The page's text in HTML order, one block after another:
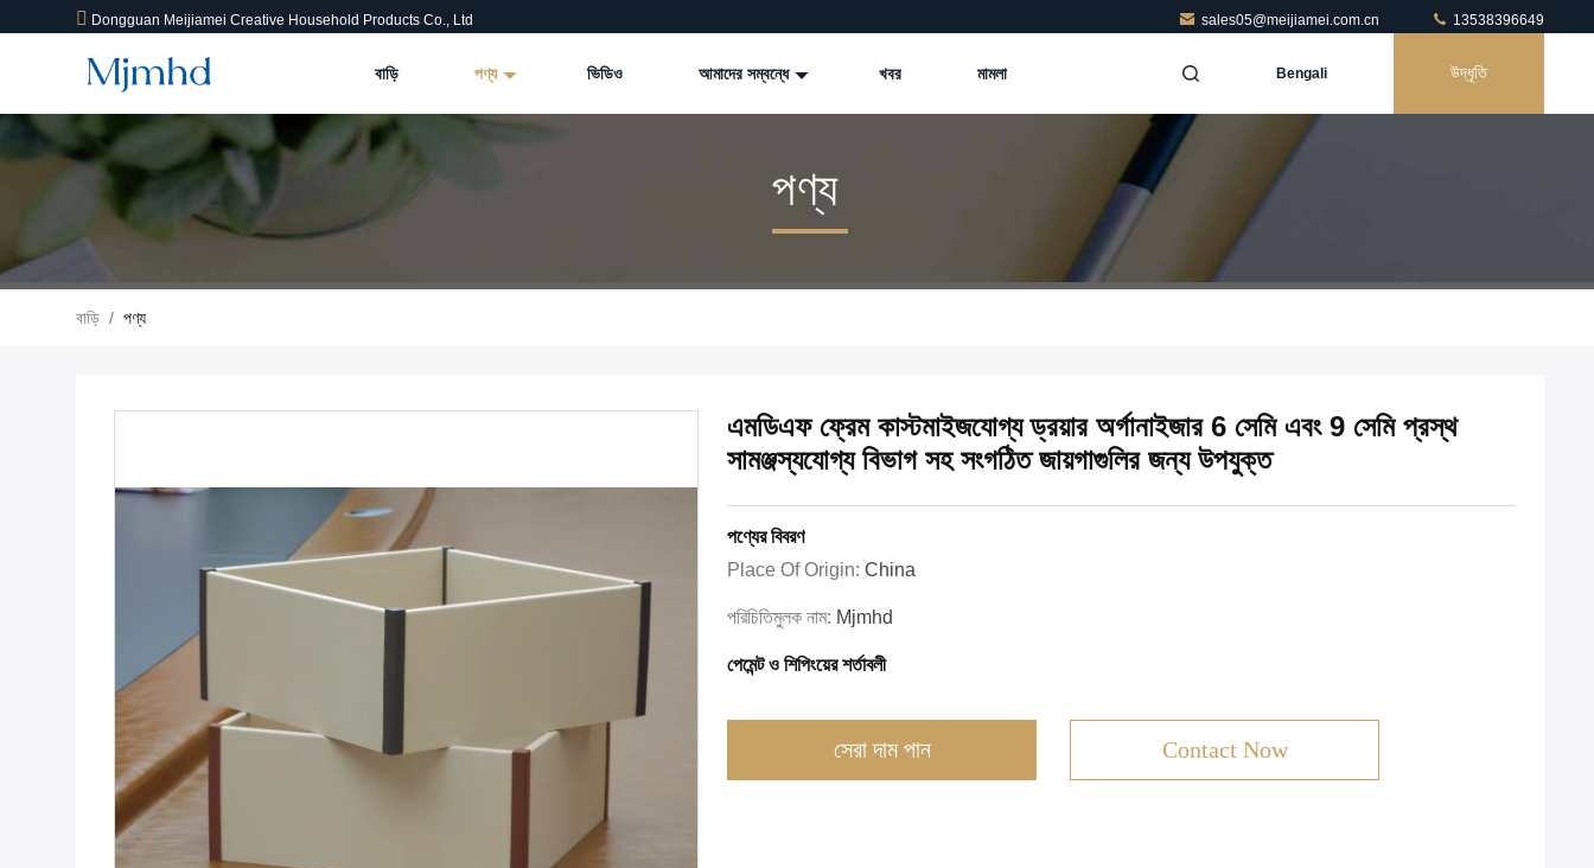
Dongguan Meijiamei Creative Household Products Co., Ltd sales05@meijiamei.com.cn 13538396649
বাড়ি পণ্য ভিডিও আমাদের সম্বন্ধে খবর মামলা Bengali উদ্ধৃতি
পণ্য
বাড়ি / পণ্য
এমডিএফ ফ্রেম কাস্টমাইজযোগ্য ড্রয়ার অর্গানাইজার 6 সেমি এবং 9 সেমি প্রস্থ
সামঞ্জস্যযোগ্য বিভাগ সহ সংগঠিত জায়গাগুলির জন্য উপযুক্ত
পণ্যের বিবরণ
Place Of Origin: China
পরিচিতিমুলক নাম: Mjmhd
পেমেন্ট ও শিপিংয়ের শর্তাবলী
সেরা দাম পান Contact Now